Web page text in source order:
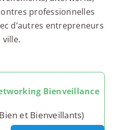
professionnelles
d’autres entrepreneurs
ville.
Bienveillance
et Bienveillants)